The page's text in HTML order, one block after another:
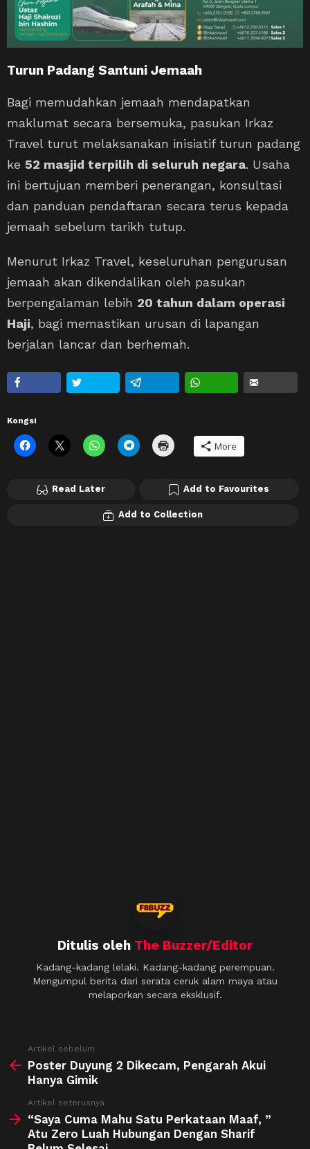
Turun Padang Santuni Jemaah
Bagi memudahkan jemaah mendapatkan
maklumat secara bersemuka, pasukan Irkaz
Travel turut melaksanakan inisiatif turun padang
ke 52 masjid terpilih di seluruh negara. Usaha
ini bertujuan memberi penerangan, konsultasi
dan panduan pendaftaran secara terus kepada
jemaah sebelum tarikh tutup.
Menurut Irkaz Travel, keseluruhan pengurusan
jemaah akan dikendalikan oleh pasukan
berpengalaman lebih 20 tahun dalam operasi
Haji, bagi memastikan urusan di lapangan
berjalan lancar dan berhemah.
Kongsi
More
Read Later Add to Favourites
Add to Collection
Ditulis oleh The Buzzer/Editor
Kadang-kadang lelaki. Kadang-kadang perempuan.
Mengumpul berita dari serata ceruk alam maya atau
melaporkan secara eksklusif.
more
Artikel sebelum
Poster Duyung 2 Dikecam, Pengarah Akui
Hanya Gimik
Artikel seterusnya
“Saya Cuma Mahu Satu Perkataan Maaf, ”
Atu Zero Luah Hubungan Dengan Sharif